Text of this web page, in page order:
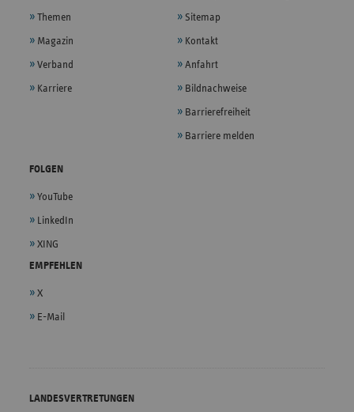
Themen
Magazin
Verband
Karriere
Sitemap
Kontakt
Anfahrt
Bildnachweise
Barrierefreiheit
Barriere melden
FOLGEN
YouTube
LinkedIn
XING
EMPFEHLEN
X
E-Mail
LANDESVERTRETUNGEN